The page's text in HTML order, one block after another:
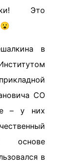
Это
в
СО
– у них
основе
в